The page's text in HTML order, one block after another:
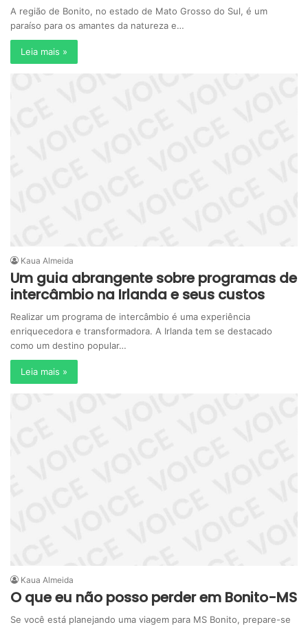
A região de Bonito, no estado de Mato Grosso do Sul, é um
paraíso para os amantes da natureza e…
Leia mais »
Kaua Almeida
Um guia abrangente sobre programas de
intercâmbio na Irlanda e seus custos
Realizar um programa de intercâmbio é uma experiência
enriquecedora e transformadora. A Irlanda tem se destacado
como um destino popular…
Leia mais »
Kaua Almeida
O que eu não posso perder em Bonito-MS
Se você está planejando uma viagem para MS Bonito, prepare-se